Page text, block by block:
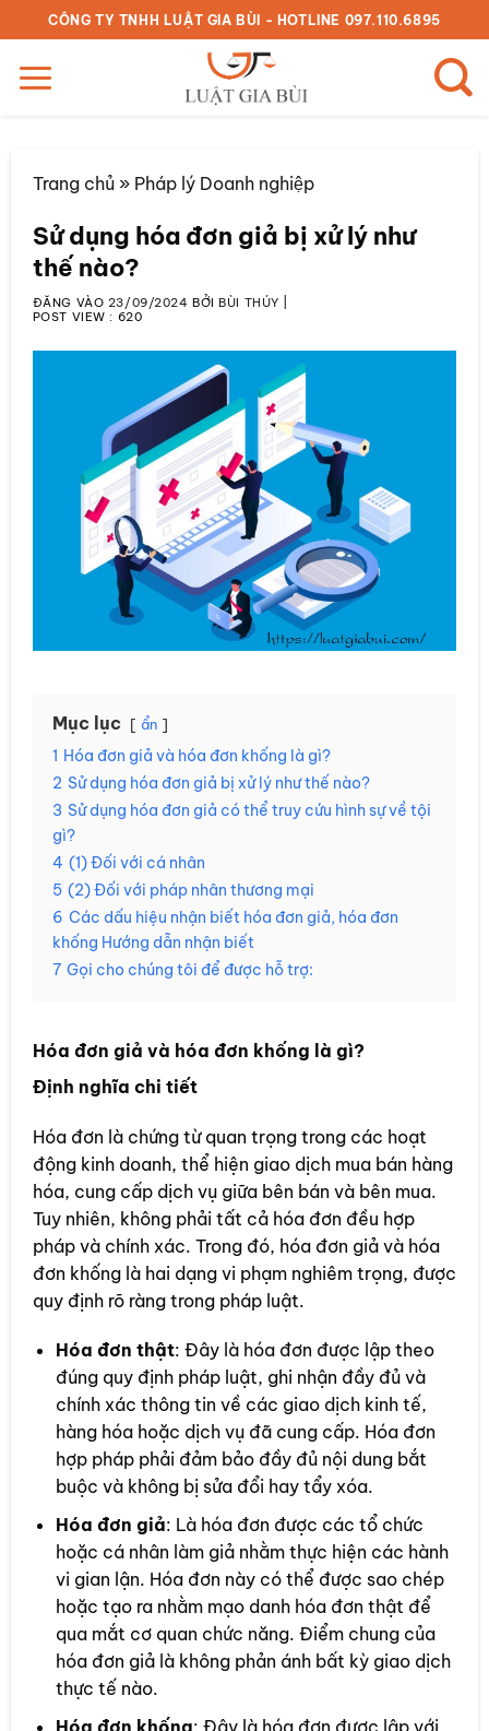
qua
nội
dung
CÔNG TY TNHH LUẬT GIA BÙI - HOTLINE 097.110.6895
Trang chủ» Pháp lý Doanh nghiệp
Sử dụng hóa đơn giả bị xử lý như
thế nào?
ĐĂNG VÀO 23/09/2024 BỞIBÙI THÚY
POST VIEW : 620
Mục lục ẩn
1 Hóa đơn giả và hóa đơn khống là gì?
2 Sử dụng hóa đơn giả bị xử lý như thế nào?
3 Sử dụng hóa đơn giả có thể truy cứu hình sự về tội
gì?
4 (1) Đối với cá nhân
5 (2) Đối với pháp nhân thương mại
6 Các dấu hiệu nhận biết hóa đơn giả, hóa đơn
khống Hướng dẫn nhận biết
7 Gọi cho chúng tôi để được hỗ trợ:
Hóa đơn giả và hóa đơn khống là gì?
Định nghĩa chi tiết
Hóa đơn là chứng từ quan trọng trong các hoạt
động kinh doanh, thể hiện giao dịch mua bán hàng
hóa, cung cấp dịch vụ giữa bên bán và bên mua.
Tuy nhiên, không phải tất cả hóa đơn đều hợp
pháp và chính xác. Trong đó, hóa đơn giả và hóa
đơn khống là hai dạng vi phạm nghiêm trọng, được
quy định rõ ràng trong pháp luật.
Hóa đơn thật: Đây là hóa đơn được lập theo
đúng quy định pháp luật, ghi nhận đầy đủ và
chính xác thông tin về các giao dịch kinh tế,
hàng hóa hoặc dịch vụ đã cung cấp. Hóa đơn
hợp pháp phải đảm bảo đầy đủ nội dung bắt
buộc và không bị sửa đổi hay tẩy xóa.
Hóa đơn giả: Là hóa đơn được các tổ chức
hoặc cá nhân làm giả nhằm thực hiện các hành
vi gian lận. Hóa đơn này có thể được sao chép
hoặc tạo ra nhằm mạo danh hóa đơn thật để
qua mắt cơ quan chức năng. Điểm chung của
hóa đơn giả là không phản ánh bất kỳ giao dịch
thực tế nào.
Hóa đơn khống: Đây là hóa đơn được lập với